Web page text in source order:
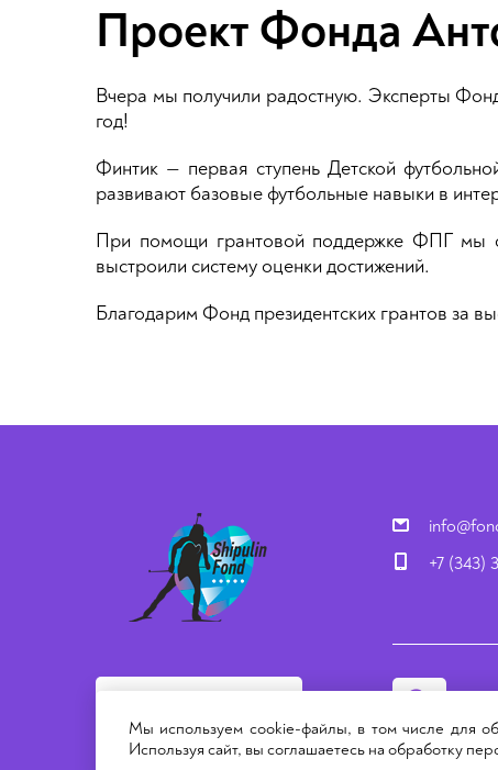
Проект Фонда
Вчера мы получили радостную. Эксперты
год!
Финтик — первая ступень Детской
развивают базовые футбольные навыки в
При помощи грантовой поддержке ФПГ мы
выстроили систему оценки достижений.
Благодарим Фонд президентских грантов за
+7 (343)
Мы используем cookie-файлы, в том числе для
Используя сайт, вы соглашаетесь на обработку